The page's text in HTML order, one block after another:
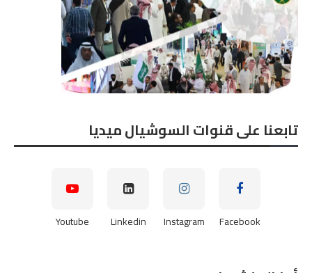
تابعنا على قنوات السوشيال ميديا
Facebook
Instagram
Linkedin
Youtube